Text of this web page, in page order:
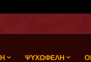
ΨΥΧΩΦΕΛΗ